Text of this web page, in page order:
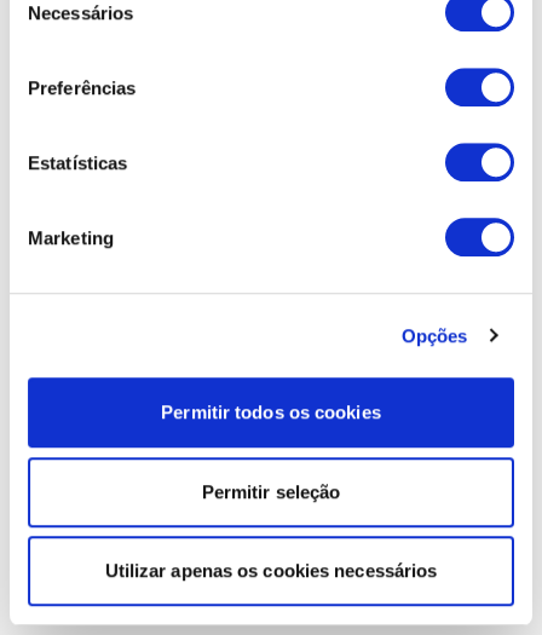
Necessários
Preferências
Estatísticas
Marketing
Opções
Permitir todos os cookies
Permitir seleção
Utilizar apenas os cookies necessários